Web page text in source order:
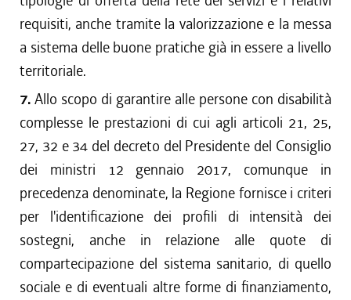
requisiti, anche tramite la valorizzazione e la messa
a sistema delle buone pratiche già in essere a livello
territoriale.
7. Allo scopo di garantire alle persone con disabilità
complesse le prestazioni di cui agli articoli 21, 25,
27, 32 e 34 del decreto del Presidente del Consiglio
dei ministri 12 gennaio 2017, comunque in
precedenza denominate, la Regione fornisce i criteri
per l'identificazione dei profili di intensità dei
sostegni, anche in relazione alle quote di
compartecipazione del sistema sanitario, di quello
sociale e di eventuali altre forme di finanziamento,